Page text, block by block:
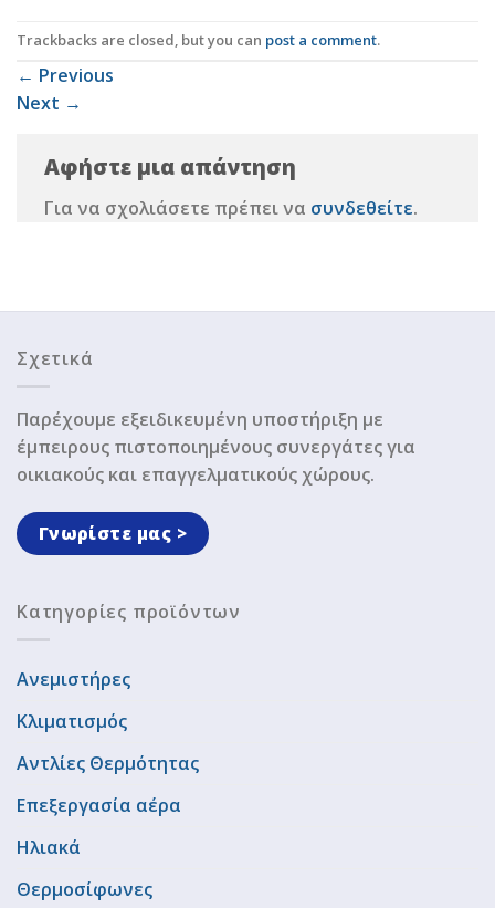
Trackbacks are closed, but you can post a comment.
← Previous
Next →
Αφήστε μια απάντηση
Για να σχολιάσετε πρέπει να συνδεθείτε.
Σχετικά
Παρέχουμε εξειδικευμένη υποστήριξη με
έμπειρους πιστοποιημένους συνεργάτες για
οικιακούς και επαγγελματικούς χώρους.
Γνωρίστε μας >
Κατηγορίες προϊόντων
Ανεμιστήρες
Κλιματισμός
Αντλίες Θερμότητας
Επεξεργασία αέρα
Ηλιακά
Θερμοσίφωνες